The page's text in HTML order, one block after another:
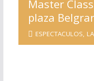
Master
plaza
ESPECTACULOS